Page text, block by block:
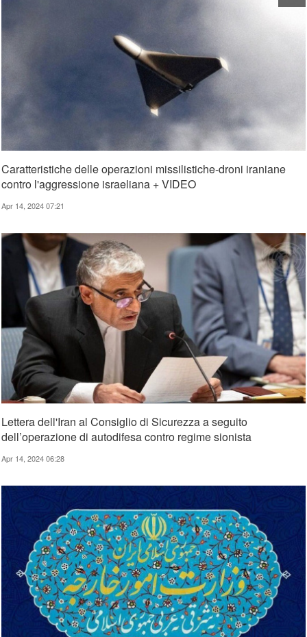
Caratteristiche delle operazioni missilistiche-droni iraniane
contro l'aggressione israeliana + VIDEO
Apr 14, 2024 07:21
Lettera dell'Iran al Consiglio di Sicurezza a seguito
dell’operazione di autodifesa contro regime sionista
Apr 14, 2024 06:28